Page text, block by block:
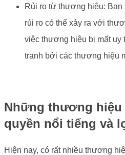
Rủi ro từ thương hiệu:
rủi ro có thể xảy ra với
việc thương hiệu bị mất uy
tranh bởi các thương hiệu
Những thương
quyền nổi tiếng và
Hiện nay, có rất nhiều thương